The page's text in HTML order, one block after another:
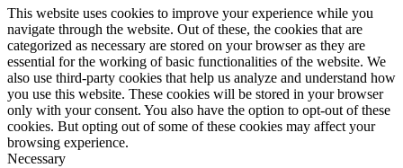
This website uses cookies to improve your experience while you
navigate through the website. Out of these, the cookies that are
categorized as necessary are stored on your browser as they are
essential for the working of basic functionalities of the website. We
also use third-party cookies that help us analyze and understand how
you use this website. These cookies will be stored in your browser
only with your consent. You also have the option to opt-out of these
cookies. But opting out of some of these cookies may affect your
browsing experience.
Necessary